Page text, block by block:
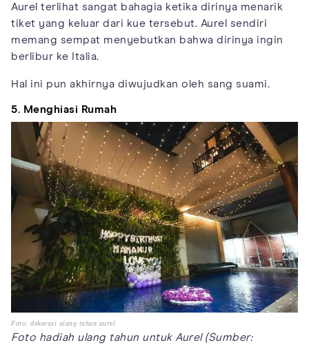
Aurel terlihat sangat bahagia ketika dirinya menarik
tiket yang keluar dari kue tersebut. Aurel sendiri
memang sempat menyebutkan bahwa dirinya ingin
berlibur ke Italia.
Hal ini pun akhirnya diwujudkan oleh sang suami.
5. Menghiasi Rumah
Foto: dekorasi ulang tahun aurel
Foto hadiah ulang tahun untuk Aurel (Sumber: